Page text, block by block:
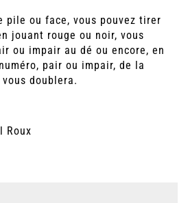
pile ou face, vous pouvez tirer
jouant rouge ou noir, vous
ou impair au dé ou encore, en
pair ou impair, de la
doublera.
Roux